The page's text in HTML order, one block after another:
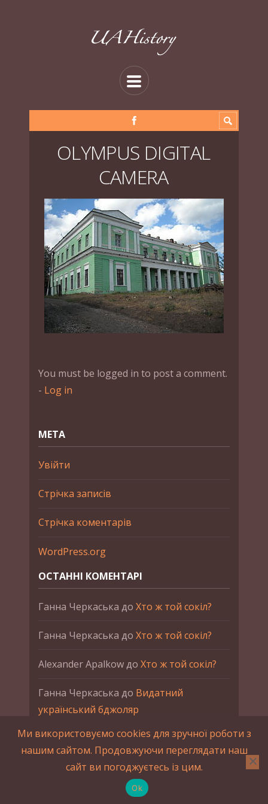
OLYMPUS DIGITAL
CAMERA
You must be logged in to post a comment.
- Log in
МЕТА
Увійти
Стрічка записів
Стрічка коментарів
WordPress.org
ОСТАННІ КОМЕНТАРІ
Ганна Черкаська до Хто ж той сокіл?
Ганна Черкаська до Хто ж той сокіл?
Alexander Apalkowдо Хто ж той сокіл?
Ганна Черкаська до Видатний
український бджоляр
Ганна ЧеркаськадоПетро Франко
2015-2023 © UAHistory Всі права застережено.
При використанні матеріалів сайта обов'язкове
зворотнє посилання.
Ми використовуємо cookies для зручної роботи з
нашим сайтом. Продовжуючи переглядати наш
сайт ви погоджуєтесь із цим.
Ok